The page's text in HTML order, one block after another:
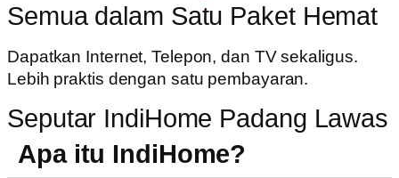
Semua dalam Satu Paket Hemat
Dapatkan Internet, Telepon, dan TV sekaligus.
Lebih praktis dengan satu pembayaran.
Seputar IndiHome Padang Lawas
Apa itu IndiHome?